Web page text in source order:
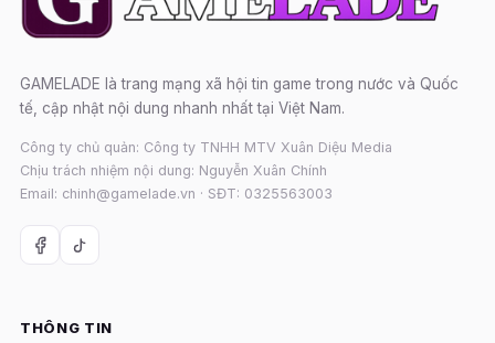
GAMELADE là trang mạng xã hội tin game trong nước và Quốc
tế, cập nhật nội dung nhanh nhất tại Việt Nam.
Công ty chủ quản: Công ty TNHH MTV Xuân Diệu Media
Chịu trách nhiệm nội dung: Nguyễn Xuân Chính
Email: chinh@gamelade.vn · SĐT: 0325563003
THÔNG TIN